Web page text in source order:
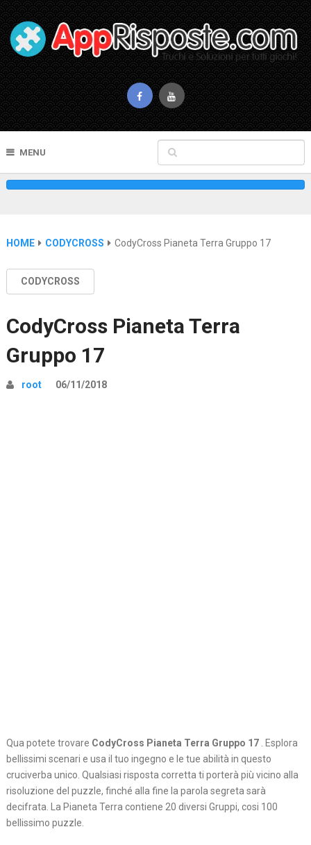
MENU
HOME CODYCROSS CodyCross Pianeta Terra Gruppo 17
CODYCROSS
CodyCross Pianeta Terra
Gruppo 17
root 06/11/2018
Qua potete trovare CodyCross Pianeta Terra Gruppo 17 . Esplora
bellissimi scenari e usa il tuo ingegno e le tue abilità in questo
cruciverba unico. Qualsiasi risposta corretta ti porterà più vicino alla
risoluzione del puzzle, finché alla fine la parola segreta sarà
decifrata. La Pianeta Terra contiene 20 diversi Gruppi, cosi 100
bellissimo puzzle.